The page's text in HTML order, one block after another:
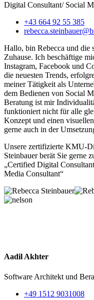
Digital Consultant/ Social
+43 664 92 55 385
Hallo, bin Rebecca und die
Zuhause. Ich beschäftige
Instagram, Facebook und
die neuesten Trends,
meiner Tätigkeit als
dem Bedienen von Social
Beratung ist mir
funktioniert nicht für alle
Konzept und einen
gerne auch in der
Unsere zertifizierte KMU-
Steinbauer berät Sie gerne
„Certified Digital
Media Consultant“
Aadil Akhter
Software Architekt und
+49 1512 9031008